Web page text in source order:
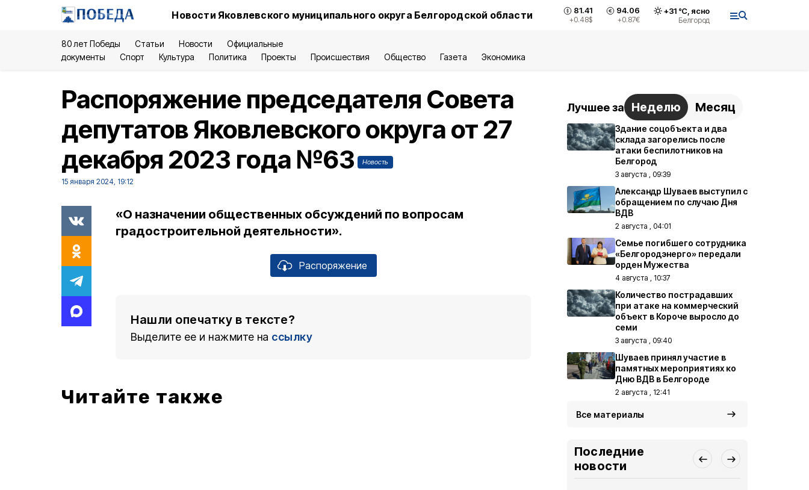
Новости Яковлевского муниципального округа Белгородской области 81.41
+0.48$
94.06
+0.87€
+31°С, ясно
Белгород
80 лет Победы Статьи Новости
Официальные
документы
Спорт Культура Политика Проекты Происшествия Общество Газета Экономика
Распоряжение председателя Совета
депутатов Яковлевского округа от 27
декабря 2023 года №63
Новость
15 января 2024, 19:12
«О назначении общественных обсуждений по вопросам
градостроительной деятельности».
Распоряжение
Нашли опечатку в тексте?
Выделите ее и нажмите на ссылку
Читайте также
Лучшее за Неделю Месяц
Здание соцобъекта и два
склада загорелись после
атаки беспилотников на
Белгород
3 августа , 09:39
Александр Шуваев выступил с
обращением по случаю Дня
ВДВ
2 августа , 04:01
Семье погибшего сотрудника
«Белгородэнерго» передали
орден Мужества
4 августа , 10:37
Количество пострадавших
при атаке на коммерческий
объект в Короче выросло до
семи
3 августа , 09:40
Шуваев принял участие в
памятных мероприятиях ко
Дню ВДВ в Белгороде
2 августа , 12:41
Все материалы
Последние
новости